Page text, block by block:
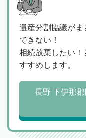
遺産分割協議が
できない！
相続放棄したい
すすめします。
長野 下伊那